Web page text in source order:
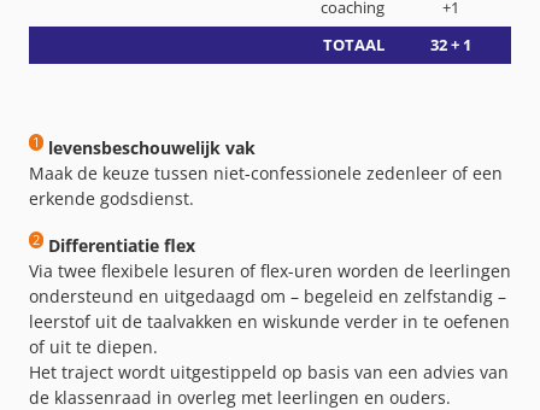
coaching
+1
TOTAAL
32 + 1
1
levensbeschouwelijk vak
Maak de keuze tussen niet-confessionele zedenleer of een
erkende godsdienst.
2 Differentiatie flex
Via twee flexibele lesuren of flex-uren worden de leerlingen
ondersteund en uitgedaagd om – begeleid en zelfstandig –
leerstof uit de taalvakken en wiskunde verder in te oefenen
of uit te diepen.
Het traject wordt uitgestippeld op basis van een advies van
de klassenraad in overleg met leerlingen en ouders.